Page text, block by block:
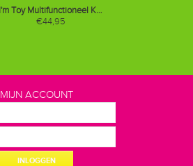
I'm Toy Multifunctioneel Kasteel
€44,95
MIJN ACCOUNT
INLOGGEN